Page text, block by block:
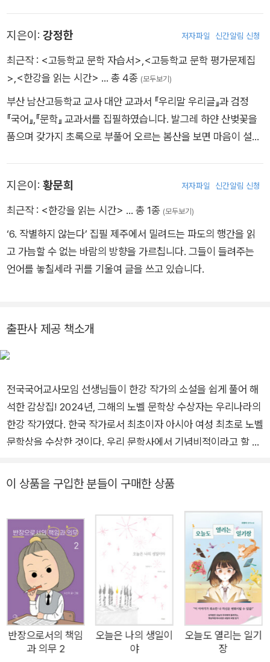
지은이: 강정한 저자파일 신간알림 신청
최근작 : <고등학교 문학 자습서> <고등학교 문학 평가문제집
> <한강을 읽는 시간> … 총 4종 (모두보기)
부산 남산고등학교 교사 대안 교과서 『우리말 우리글』과 검정
『국어』,『문학』 교과서를 집필하였습니다. 발그레 하얀 산벚꽃을
품으며 갖가지 초록으로 부풀어 오르는 봄산을 보면 마음이 설레
지은이: 황문희 저자파일 신간알림 신청
최근작 : <한강을 읽는 시간> … 총 1종 (모두보기)
‘6. 작별하지 않는다’ 집필 제주에서 밀려드는 파도의 행간을 읽
고 가늠할 수 없는 바람의 방향을 가르칩니다. 그들이 들려주는
언어를 놓칠세라 귀를 기울여 글을 쓰고 있습니다.
출판사 제공 책소개
전국국어교사모임 선생님들이 한강 작가의 소설을 쉽게 풀어 해
석한 감상집! 2024년, 그해의 노벨 문학상 수상자는 우리나라의
한강 작가였다. 한국 작가로서 최초이자 아시아 여성 최초로 노벨
문학상을 수상한 것이다. 우리 문학사에서 기념비적이라고 할 수
청소년층을 주요 독자로 하는, 한강 작가의 소설에 대한 감상집을
어느 수준으로 다룰 것인지, 어떠한 문체를 사용할 것인지를 논의
하고 한강의 작품들을 같이 읽었다. 뿐만 아니라 한강 작품에 대
한 논문과 평론집을 두루 읽고, 한강 작가의 인터뷰 및 동영상들
을 샅샅이 찾아서 보았다. 1박 2일에 걸친 회의를 비롯하여 수많
은 대면 회의와 온라인 회의를 하면서 각 작품에 대해 어떠한 내
용을 다룰 것인지 방향을 잡고, 글을 쓴 후 다시 수정하기를 수없
이 반복하였다. 그러한 노력 끝에 드디어 이 책을 세상에 내놓게
된 것이다. 이 책에서는 맨 먼저 ‘작가 한강’에 대한 글을 실었다.
노벨 문학상 심사 위원장인 안데르스 올손((Anders Olsson)의
이 상품을 구입한 분들이 구매한 상품
반장으로서의 책임
과 의무 2
오늘은 나의 생일이
야
오늘도 열리는 일기
장